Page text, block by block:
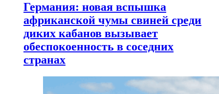
Германия: новая вспышка
африканской чумы свиней среди
диких кабанов вызывает
обеспокоенность в соседних
странах